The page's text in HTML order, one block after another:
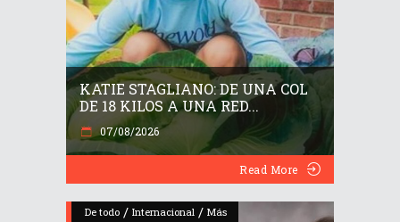
KATIE STAGLIANO: DE UNA COL
DE 18 KILOS A UNA RED...
07/08/2026
Read More
De todo / Internacional / Más